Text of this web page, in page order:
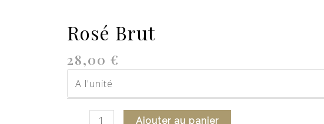
Rosé Brut
28,00 €
quantité
de
Brut
Ajouter au panier